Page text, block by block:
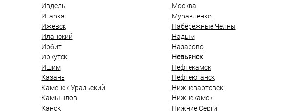
Ивдель
Игарка
Ижевск
Иланский
Ирбит
Иркутск
Ишим
Казань
Каменск-Уральский
Камышлов
Канск
Москва
Муравленко
Набережные Челны
Надым
Назарово
Невьянск
Нефтекамск
Нефтеюганск
Нижневартовск
Нижнекамск
Нижние Серги